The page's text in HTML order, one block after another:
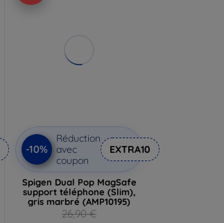
-10%
Réduction
avec
coupon
EXTRA10
Spigen Dual Pop MagSafe
support téléphone (Slim),
gris marbré (AMP10195)
26,90 €